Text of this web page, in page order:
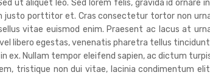
ut aliquet leo. Sed lorem felis, gravida id ornare
porttitor et. Cras consectetur tortor non
vitae euismod enim. Praesent ac lacus at
libero egestas, venenatis pharetra tellus
ex. Nullam tempor eleifend sapien, ac dictum
tristique non dui vitae, lacinia condimentum